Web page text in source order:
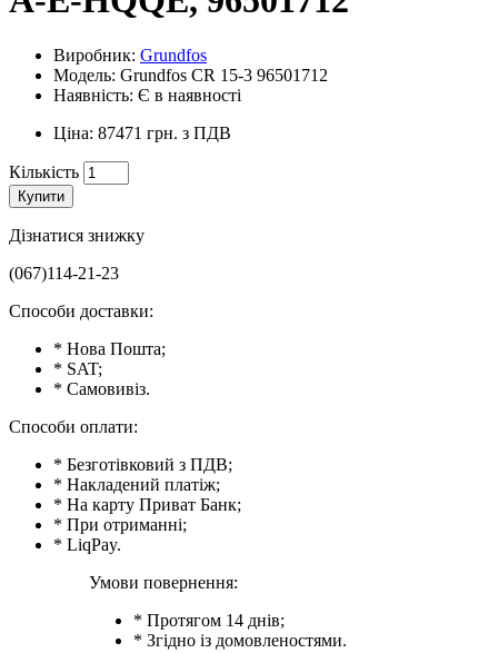
Виробник: Grundfos
Модель: Grundfos CR 15-3 96501712
Наявність: Є в наявності
Ціна: 87471 грн. з ПДВ
Кількість
Купити
Дізнатися знижку
(067)114-21-23
Способи доставки:
* Нова Пошта;
* SAT;
* Самовивіз.
Способи оплати:
* Безготівковий з ПДВ;
* Накладений платіж;
* На карту Приват Банк;
* При отриманні;
* LiqPay.
Умови повернення:
* Протягом 14 днів;
* Згідно із домовленостями.